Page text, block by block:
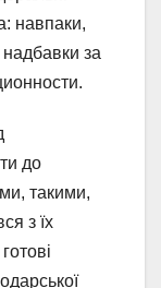
навпаки,
надбавки за
до
такими,
з їх